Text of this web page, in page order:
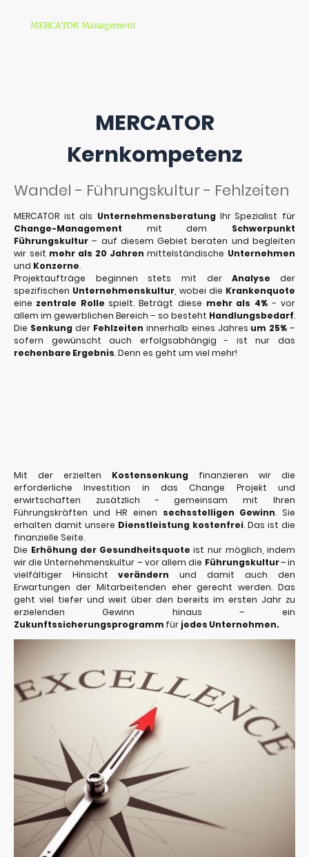
MERCATOR Management
MERCATOR
Kernkompetenz
Wandel - Führungskultur - Fehlzeiten
MERCATOR ist als Unternehmensberatung Ihr Spezialist für
Change-Management mit dem Schwerpunkt
Führungskultur – auf diesem Gebiet beraten und begleiten
wir seit mehr als 20 Jahren mittelständische Unternehmen
und Konzerne.
Projektaufträge beginnen stets mit derAnalyseder
spezifischen Unternehmenskultur , wobei die Krankenquote
eine zentrale Rolle spielt. Beträgt diese mehr als 4% - vor
allem im gewerblichen Bereich – so besteht Handlungsbedarf.
Die Senkung der Fehlzeiten innerhalb eines Jahres um 25%–
sofern gewünscht auch erfolgsabhängig - ist nur das
rechenbare Ergebnis. Denn es geht um viel mehr!
Mit der erzielten Kostensenkung finanzieren wir die
erforderliche Investition in das Change Projekt und
erwirtschaften zusätzlich - gemeinsam mit Ihren
Führungskräften und HR einen sechsstelligen Gewinn. Sie
erhalten damit unsere Dienstleistung kostenfrei. Das ist die
finanzielle Seite.
Die Erhöhung der Gesundheitsquote ist nur möglich, indem
wir die Unternehmenskultur – vor allem die Führungskultur–in
vielfältiger Hinsicht verändern und damit auch den
Erwartungen der Mitarbeitenden eher gerecht werden. Das
geht viel tiefer und weit über den bereits im ersten Jahr zu
erzielenden Gewinn hinaus – ein
Zukunftssicherungsprogramm für jedes Unternehmen.